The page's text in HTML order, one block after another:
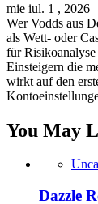
mie iul. 1 , 2026
Wer Vodds aus
als Wett- oder
für Risikoanalyse
Einsteigern die
wirkt auf den
You May
Dazzle